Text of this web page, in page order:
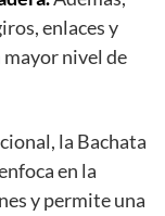
enlaces y
mayor nivel de
la Bachata
en la
y permite una